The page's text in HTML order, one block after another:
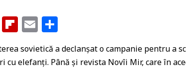
G Fl
b
E
m
ai
ar
ta
sovietică a declanşat o campanie pentru a
cu elefanţi. Până şi revista Novîi Mir, care în